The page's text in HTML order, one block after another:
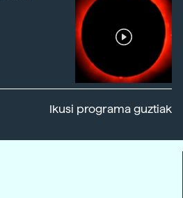
Ikusi programa guztiak